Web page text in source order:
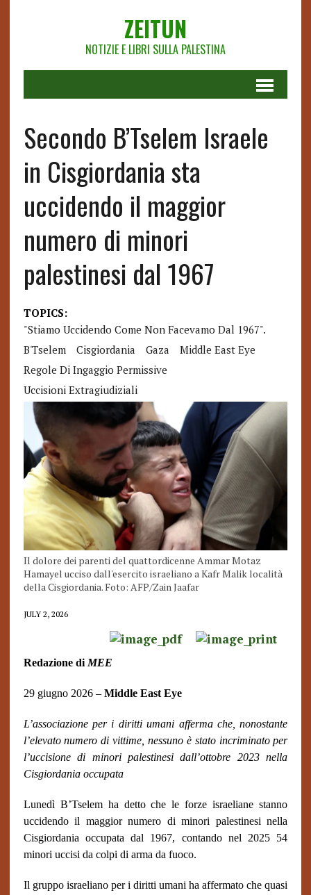
ZEITUN
NOTIZIE E LIBRI SULLA PALESTINA
Secondo B’Tselem Israele
in Cisgiordania sta
uccidendo il maggior
numero di minori
palestinesi dal 1967
TOPICS:
"stiamo Uccidendo Come Non Facevamo Dal 1967".
B'Tselem
Cisgiordania Gaza
Middle East Eye
Regole Di Ingaggio Permissive
Uccisioni Extragiudiziali
Il dolore dei parenti del quattordicenne Ammar Motaz
Hamayel ucciso dall'esercito israeliano a Kafr Malik località
della Cisgiordania. Foto: AFP/Zain Jaafar
JULY 2, 2026
Redazione di MEE
29 giugno 2026 – Middle East Eye
L’associazione per i diritti umani afferma che, nonostante
l’elevato numero di vittime, nessuno è stato incriminato per
l’uccisione di minori palestinesi dall’ottobre 2023 nella
Cisgiordania occupata
Lunedì B’Tselem ha detto che le forze israeliane stanno
uccidendo il maggior numero di minori palestinesi nella
Cisgiordania occupata dal 1967, contando nel 2025 54
minori uccisi da colpi di arma da fuoco.
Il gruppo israeliano per i diritti umani ha affermato che quasi